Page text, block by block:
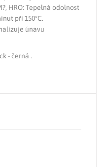
HRO: Tepelná odolnost
při 150°C.
únavu
- černá .